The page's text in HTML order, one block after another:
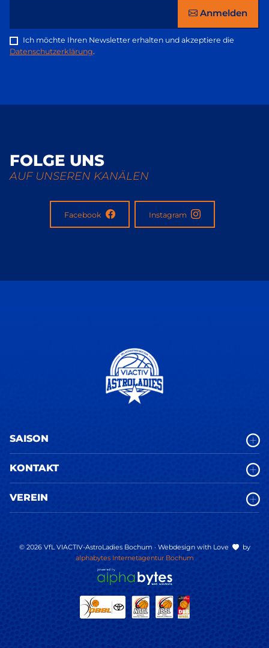
Anmelden
Ich möchte Ihren Newsletter erhalten und akzeptiere die
Datenschutzerklärung.
FOLGE UNS
AUF UNSEREN KANÄLEN
Facebook Instagram
SAISON
KONTAKT
VEREIN
© 2026 VfL VIACTIV-AstroLadies Bochum · Webdesign with Love
by
alphabytes Internetagentur Bochum